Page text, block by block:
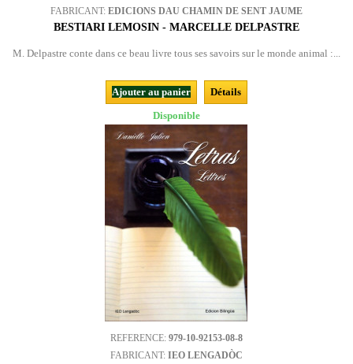
FABRICANT: EDICIONS DAU CHAMIN DE SENT JAUME
BESTIARI LEMOSIN - MARCELLE DELPASTRE
M. Delpastre conte dans ce beau livre tous ses savoirs sur le monde animal :...
Ajouter au panier
Détails
Disponible
REFERENCE: 979-10-92153-08-8
FABRICANT: IEO LENGADÒC